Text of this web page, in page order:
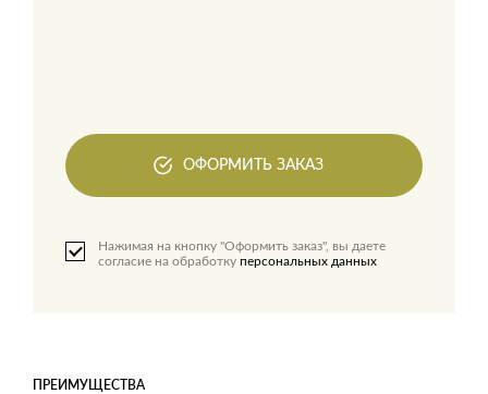
ОФОРМИТЬ ЗАКАЗ
Нажимая на кнопку "Оформить заказ", вы даете
согласие на обработку персональных данных
ПРЕИМУЩЕСТВА